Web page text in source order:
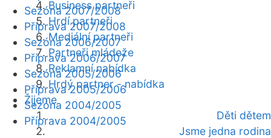
Business partneři
Hrdí partneři
Mediální partneři
Partneři mládeže
Reklamní nabídka
Hrdý partner - nabídka
Žijeme
Děti dětem
Jsme jedna rodina
Sezóna 2007/2008
Příprava 2007/2008
Sezóna 2006/2007
Příprava 2006/2007
Sezóna 2005/2006
Příprava 2005/2006
Sezóna 2004/2005
Příprava 2004/2005